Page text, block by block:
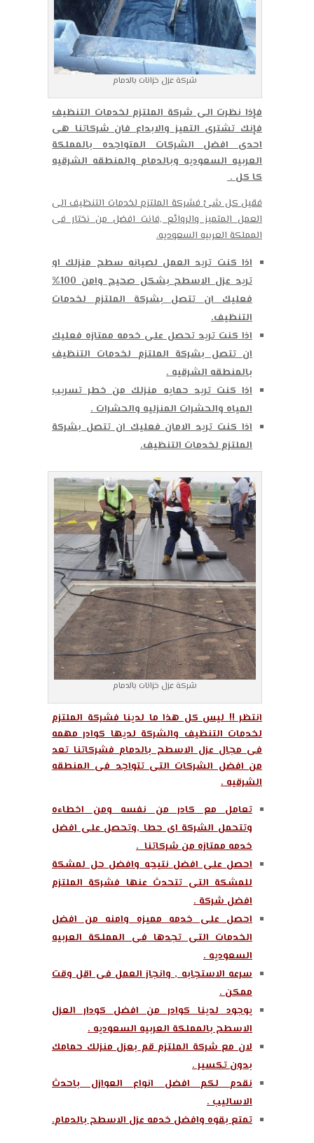
شركة عزل خزانات بالدمام
فإذا نظرت الى شركة الملتزم لخدمات التنظيف
فإنك تشترى التميز والابداع فان شركاتنا هى
احدى افضل الشركات المتواجده بالمملكة
العربيه السعوديه وبالدمام والمنطقه الشرقيه
كا كل .
فقيل كل شئ فشركة الملتزم لخدمات التنظيف الى
العمل المتميز والروائع ,فانت افضل من نختار فى
المملكة العربيه السعوديه.
اذا كنت تريد العمل لصيانه سطح منزلك او
تريد عزل الاسطح بشكل صحيح وامن 100%
فعليك ان تتصل بشركة الملتزم لخدمات
التنظيف.
اذا كنت تريد تحصل على خدمه ممتازه فعليك
ان تتصل بشركة الملتزم لخدمات التنظيف
بالمنطقه الشرقيه .
اذا كنت تريد حمايه منزلك من خطر تسريب
المياه والحشرات المنزليه والحشرات .
اذا كنت تريد الامان فعليك ان تتصل بشركة
الملتزم لخدمات التنظيف.
شركة عزل خزانات بالدمام
انتظر !! ليس كل هذا ما لدينا فشركة الملتزم
لخدمات التنظيف والشركة لديها كوادر مهمه
فى مجال عزل الاسطح بالدمام فشركاتنا تعد
من افضل الشركات التى تتواجد فى المنطقه
الشرقيه .
تعامل مع كادر من نفسه ومن اخطاءه
وتتحمل الشركة اى حطا ,وتحصل على افضل
خدمه ممتازه من شركاتنا .
احصل على افضل نتيجه وافضل حل لمشكة
للمشكة التى تتحدث عنها فشركة الملتزم
افضل شركة .
احصل على خدمه مميزه وامنه من افضل
الخدمات التى تجدها فى المملكة العربيه
السعوديه .
سرعه الاستجابه , وانجاز العمل فى اقل وقت
ممكن .
يوجود لدينا كوادر من افضل كودار العزل
الاسطح بالمملكة العربيه السعوديه .
لان مع شركة الملتزم قم بعزل منزلك حمامك
بدون تكسير .
نقدم لكم افضل انواع العوازل باحدث
الاساليب .
تمتع بقوه وافضل خدمه عزل الاسطح بالدمام.